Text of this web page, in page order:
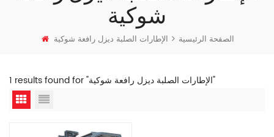
شوكية
الصفحة الرئيسية الإطارات الصلبة ديزل رافعة شوكية
1 results found for "الإطارات الصلبة ديزل رافعة شوكية"